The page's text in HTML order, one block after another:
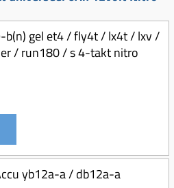
b(n) gel et4 / fly4t / lx4t / lxv /
/ run180 / s 4-takt nitro
yb12a-a / db12a-a